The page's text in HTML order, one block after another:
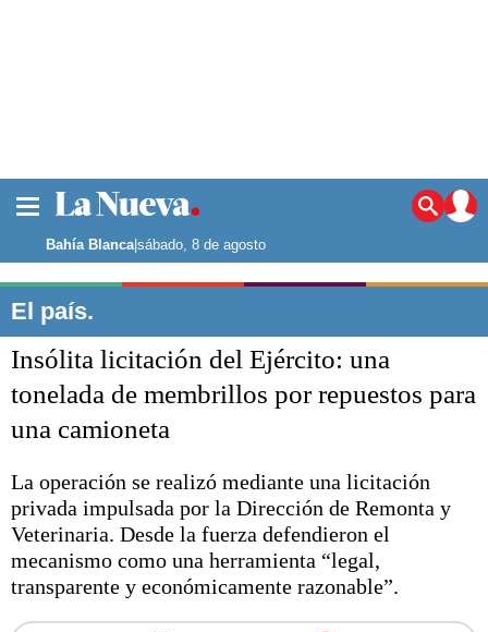
Noticias
La ciudad
Punta Alta
El mundo
Seguridad
Opinión
Liga del Sur
Básquetbol
Fútbol
Federal A
Arte y cultura
Aplausos
Cines
Bahía Blanca|sábado, 8 de agosto
El país.
Insólita licitación del Ejército: una
tonelada de membrillos por repuestos para
una camioneta
La operación se realizó mediante una licitación
privada impulsada por la Dirección de Remonta y
Veterinaria. Desde la fuerza defendieron el
mecanismo como una herramienta “legal,
transparente y económicamente razonable”.